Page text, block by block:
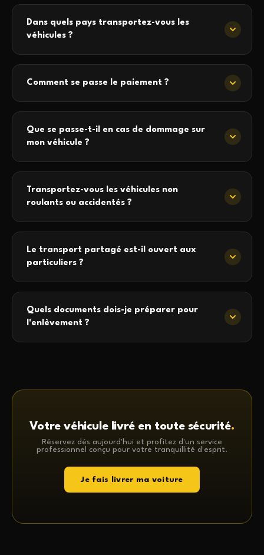
Dans quels pays transportez-vous les
véhicules ?
Comment se passe le paiement ?
Que se passe-t-il en cas de dommage sur
mon véhicule ?
Transportez-vous les véhicules non
roulants ou accidentés ?
Le transport partagé est-il ouvert aux
particuliers ?
Quels documents dois-je préparer pour
l'enlèvement ?
Votre véhicule livré en toute sécurité.
Réservez dès aujourd'hui et profitez d'un service
professionnel conçu pour votre tranquillité d'esprit.
Je fais livrer ma voiture